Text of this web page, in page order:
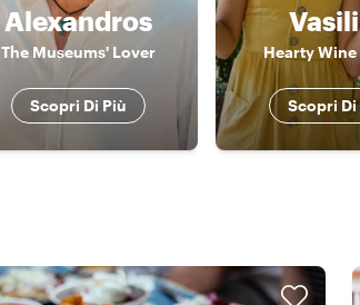
Alexandros
The Museums' Lover
Scopri Di Più
Hearty Wine
Scopri Di